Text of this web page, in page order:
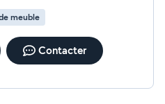
de cuisines posées en 2023 2024 2025
meuble
Contacter